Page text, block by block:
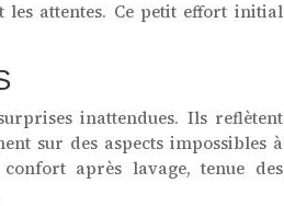
les attentes. Ce petit effort initial
inattendues. Ils reflètent
sur des aspects impossibles à
après lavage, tenue des